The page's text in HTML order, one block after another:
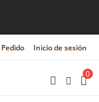
Pedido Inicio de sesión
0